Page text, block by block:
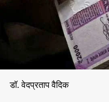
डॉ. वेदप्रताप वैदिक